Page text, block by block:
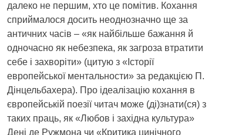
далеко не першим, хто це помітив. Кохання
сприймалося досить неоднозначно ще за
античних часів – «як найбільше бажання й
одночасно як небезпека, як загроза втратити
себе і захворіти» (цитую з «Історії
европейської ментальности» за редакцією П.
Дінцельбахера). Про ідеалізацію кохання в
європейській поезії читач може (ді)знати(ся) з
таких праць, як «Любов і західна культура»
Дені де Ружмона чи «Критика цинічного